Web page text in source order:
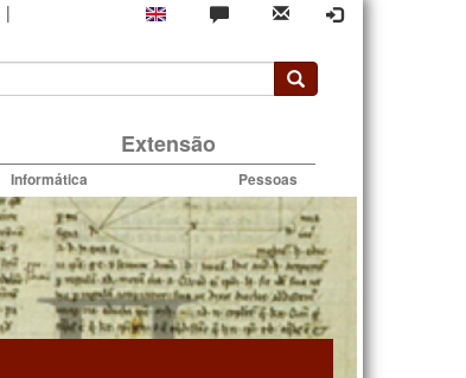
|
Extensão
Informática Pessoas